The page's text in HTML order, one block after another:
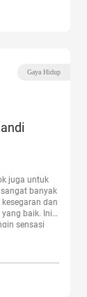
Gaya Hidup
juga untuk
banyak
dan
baik. Ini
sensasi